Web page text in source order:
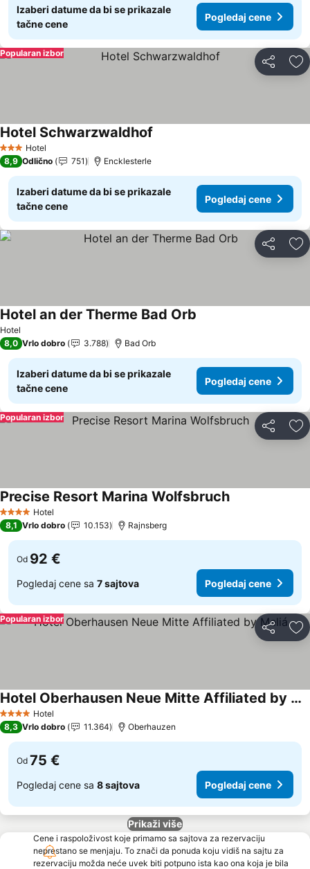
Izaberi datume da bi se prikazale
tačne cene
Pogledaj cene
Deli
Popularan izbor
3 Zvezdice
Hotel
Hotel Schwarzwaldhof
8,9 Odlično 751 Encklesterle
Izaberi datume da bi se prikazale
tačne cene
Pogledaj cene
Deli
Hotel
Hotel an der Therme Bad Orb
8,0 Vrlo dobro 3.788 Bad Orb
Izaberi datume da bi se prikazale
tačne cene
Pogledaj cene
Deli
Popularan izbor
4 ZvezdiceHotel
Precise Resort Marina WolfsbruchPogledaj cene
8,1 Vrlo dobro 10.153 Rajnsberg
Od 92 €
Pogledaj cene sa 7 sajtova Pogledaj cene
Deli
Popularan izbor
4 ZvezdiceHotel
Hotel Oberhausen Neue Mitte Affiliated by Meliá
Pogledaj cene
8,3 Vrlo dobro 11.364 Oberhauzen
Od 75 €
Pogledaj cene sa 8 sajtova Pogledaj cene
Prikaži više
Cene i raspoloživost koje primamo sa sajtova za rezervaciju
neprestano se menjaju. To znači da ponuda koju vidiš na sajtu za
rezervaciju možda neće uvek biti potpuno ista kao ona koja je bila